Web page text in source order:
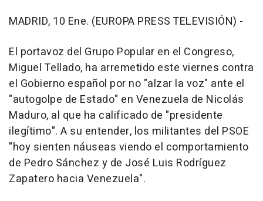
MADRID, 10 Ene. (EUROPA PRESS TELEVISIÓN) -
El portavoz del Grupo Popular en el Congreso,
Miguel Tellado, ha arremetido este viernes contra
el Gobierno español por no "alzar la voz" ante el
"autogolpe de Estado" en Venezuela de Nicolás
Maduro, al que ha calificado de "presidente
ilegítimo". A su entender, los militantes del PSOE
"hoy sienten náuseas viendo el comportamiento
de Pedro Sánchez y de José Luis Rodríguez
Zapatero hacia Venezuela".